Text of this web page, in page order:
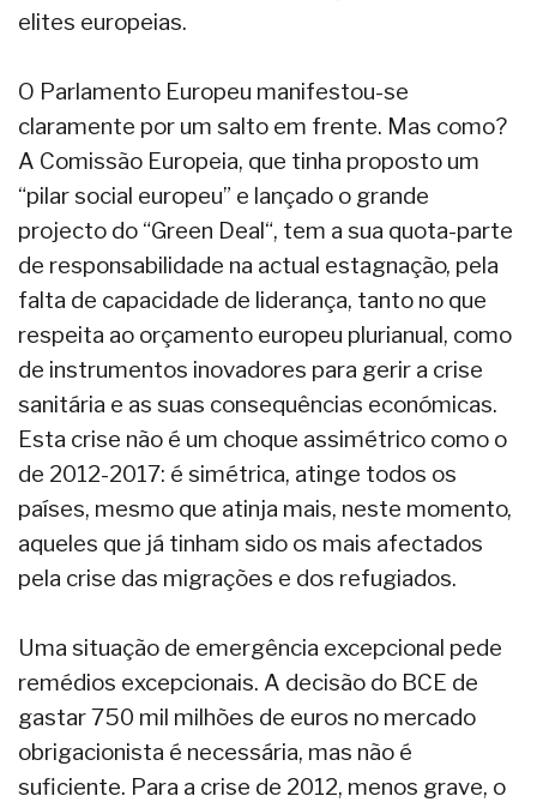
elites europeias.
O Parlamento Europeu manifestou-se
claramente por um salto em frente. Mas como?
A Comissão Europeia, que tinha proposto um
“pilar social europeu” e lançado o grande
projecto do “Green Deal“, tem a sua quota-parte
de responsabilidade na actual estagnação, pela
falta de capacidade de liderança, tanto no que
respeita ao orçamento europeu plurianual, como
de instrumentos inovadores para gerir a crise
sanitária e as suas consequências económicas.
Esta crise não é um choque assimétrico como o
de 2012-2017: é simétrica, atinge todos os
países, mesmo que atinja mais, neste momento,
aqueles que já tinham sido os mais afectados
pela crise das migrações e dos refugiados.
Uma situação de emergência excepcional pede
remédios excepcionais. A decisão do BCE de
gastar 750 mil milhões de euros no mercado
obrigacionista é necessária, mas não é
suficiente. Para a crise de 2012, menos grave, o